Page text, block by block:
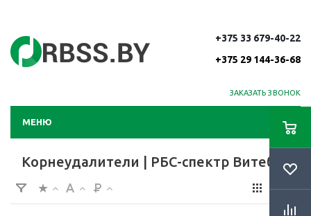
+375 33 679-40-22
+375 29 144-36-68
ЗАКАЗАТЬ ЗВОНОК
МЕНЮ
Корнеудалители | РБС-спектр Витебск